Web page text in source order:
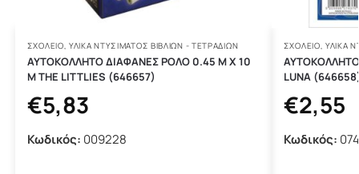
ΣΧΟΛΕΙΟ ,ΥΛΙΚΑ ΝΤΥΣΙΜΑΤΟΣ ΒΙΒΛΙΩΝ - ΤΕΤΡΑΔΙΩΝ
ΑΥΤΟΚΟΛΛΗΤΟ ΔΙΑΦΑΝΕΣ ΡΟΛΟ 0.45 Μ Χ 10
Μ THE LITTLIES (646657)
€5,83
Κωδικός: 009228
ΣΧΟΛΕΙΟ ,ΥΛΙΚΑ
LUNA
€2,55
Κωδικός: